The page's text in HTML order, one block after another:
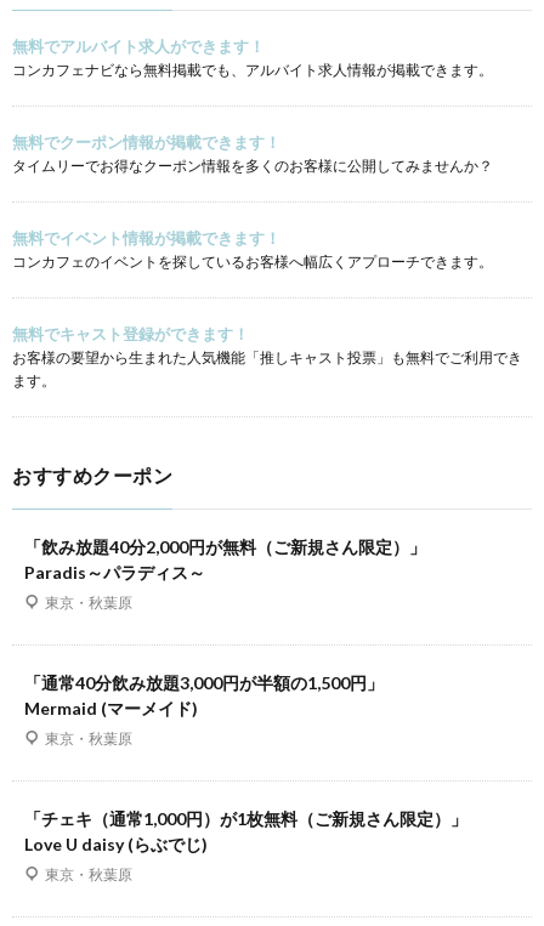
無料でアルバイト求人ができます！
コンカフェナビなら無料掲載でも、アルバイト求人情報が掲載できます。
無料でクーポン情報が掲載できます！
タイムリーでお得なクーポン情報を多くのお客様に公開してみませんか？
無料でイベント情報が掲載できます！
コンカフェのイベントを探しているお客様へ幅広くアプローチできます。
無料でキャスト登録ができます！
お客様の要望から生まれた人気機能「推しキャスト投票」も無料でご利用でき
ます。
おすすめクーポン
「飲み放題40分2,000円が無料（ご新規さん限定）」
Paradis～パラディス～
東京・秋葉原
「通常40分飲み放題3,000円が半額の1,500円」
Mermaid (マーメイド)
東京・秋葉原
「チェキ（通常1,000円）が1枚無料（ご新規さん限定）」
Love U daisy (らぶでじ)
東京・秋葉原